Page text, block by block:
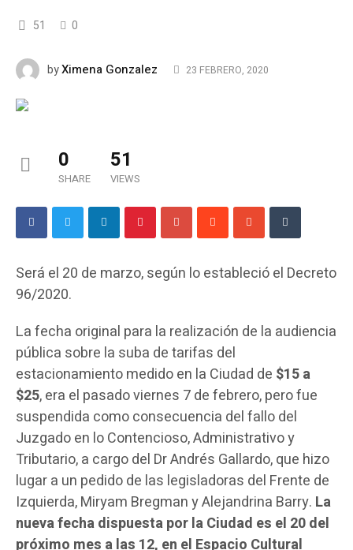
51 0
byXimena Gonzalez 23 FEBRERO, 2020
0
SHARE
51
VIEWS
Será el 20 de marzo, según lo estableció el Decreto
96/2020.
La fecha original para la realización de la audiencia
pública sobre la suba de tarifas del
estacionamiento medido en la Ciudad de $15 a
$25, era el pasado viernes 7 de febrero, pero fue
suspendida como consecuencia del fallo del
Juzgado en lo Contencioso, Administrativo y
Tributario, a cargo del Dr Andrés Gallardo, que hizo
lugar a un pedido de las legisladoras del Frente de
Izquierda, Miryam Bregman y Alejandrina Barry. La
nueva fecha dispuesta por la Ciudad es el 20 del
próximo mes a las 12, en el Espacio Cultural